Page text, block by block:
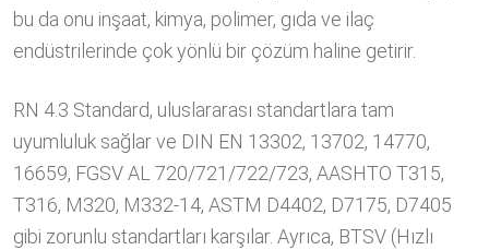
bu da onu inşaat, kimya, polimer, gıda ve ilaç
endüstrilerinde çok yönlü bir çözüm haline getirir.
RN 4.3 Standard, uluslararası standartlara tam
uyumluluk sağlar ve DIN EN 13302, 13702, 14770,
16659, FGSV AL 720/721/722/723, AASHTO T315,
T316, M320, M332-14, ASTM D4402, D7175, D7405
gibi zorunlu standartları karşılar. Ayrıca, BTSV (Hızlı